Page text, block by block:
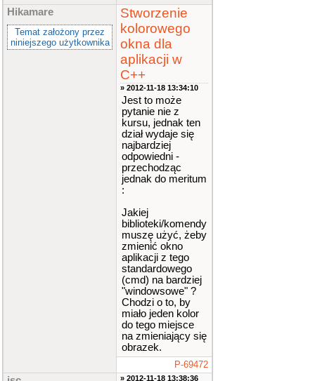
Hikamare
Temat założony przez
niniejszego użytkownika
Stworzenie
kolorowego
okna dla
aplikacji w
C++
» 2012-11-18 13:34:10
Jest to może
pytanie nie z
kursu, jednak ten
dział wydaje się
najbardziej
odpowiedni -
przechodząc
jednak do meritum
:
Jakiej
biblioteki/komendy
muszę użyć, żeby
zmienić okno
aplikacji z tego
standardowego
(cmd) na bardziej
"windowsowe" ?
Chodzi o to, by
miało jeden kolor
do tego miejsce
na zmieniający się
obrazek.
P-69472
» 2012-11-18 13:38:36